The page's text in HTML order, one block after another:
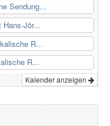
Sendung...
Hans-Jör...
R...
R...
Kalender anzeigen